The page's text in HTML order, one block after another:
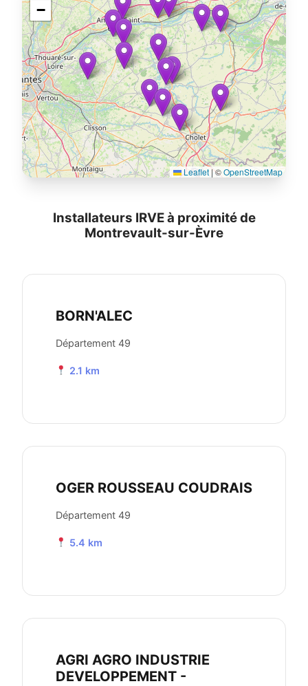
−
Leaflet |©OpenStreetMap
Installateurs IRVE à proximité de
Montrevault-sur-Èvre
BORN'ALEC
Département 49
2.1 km
OGER ROUSSEAU COUDRAIS
Département 49
5.4 km
AGRI AGRO INDUSTRIE
DEVELOPPEMENT -